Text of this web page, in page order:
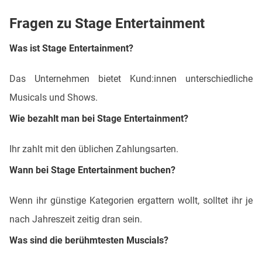
Fragen zu Stage Entertainment
Was ist Stage Entertainment?
Das Unternehmen bietet Kund:innen unterschiedliche
Musicals und Shows.
Wie bezahlt man bei Stage Entertainment?
Ihr zahlt mit den üblichen Zahlungsarten.
Wann bei Stage Entertainment buchen?
Wenn ihr günstige Kategorien ergattern wollt, solltet ihr je
nach Jahreszeit zeitig dran sein.
Was sind die berühmtesten Muscials?